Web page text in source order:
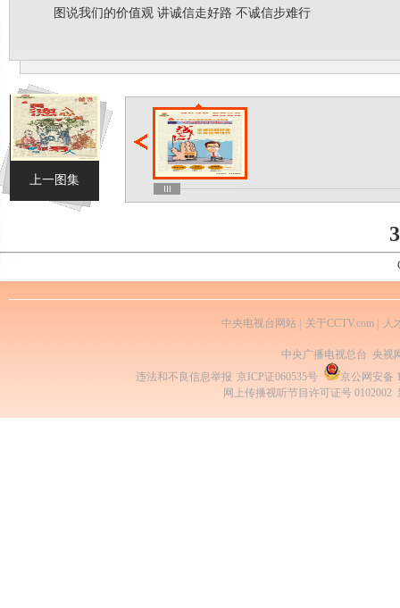
图说我们的价值观 讲诚信走好路 不诚信步难行
上一图集
中央电视台网站 关于CCTV.com 人
中央广播电视总台 央视
违法和不良信息举报 京ICP证060535号
京公网安备
网上传播视听节目许可证号 0102002